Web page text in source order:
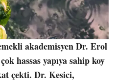
akademisyen Dr. Erol
hassas yapıya sahip koy
çekti. Dr. Kesici,